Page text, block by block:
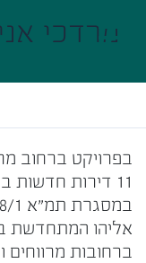
מרדכי
אליהו המתחדשת
ברחובות מרווחים
מרדכי